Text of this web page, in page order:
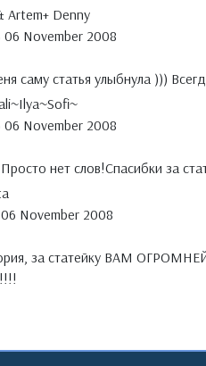
Artem+ Denny
06 November 2008
саму статья улыбнула )))
06 November 2008
нет слов!Спасибки за
November 2008
за статейку ВАМ